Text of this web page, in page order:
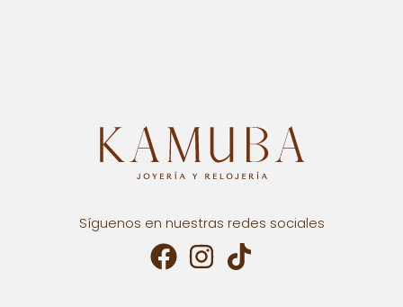
Síguenos en nuestras redes sociales